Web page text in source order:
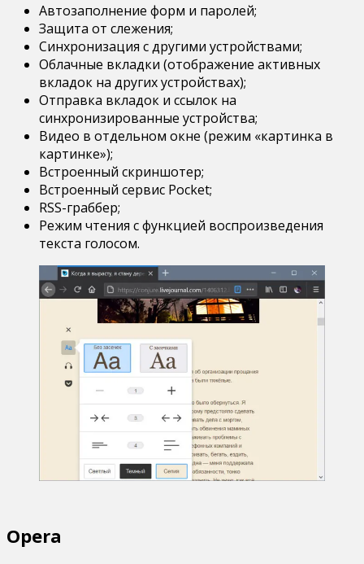
Автозаполнение форм и паролей;
Защита от слежения;
Синхронизация с другими устройствами;
Облачные вкладки (отображение активных
вкладок на других устройствах);
Отправка вкладок и ссылок на
синхронизированные устройства;
Видео в отдельном окне (режим «картинка в
картинке»);
Встроенный скриншотер;
Встроенный сервис Pocket;
RSS-граббер;
Режим чтения с функцией воспроизведения
текста голосом.
Opera